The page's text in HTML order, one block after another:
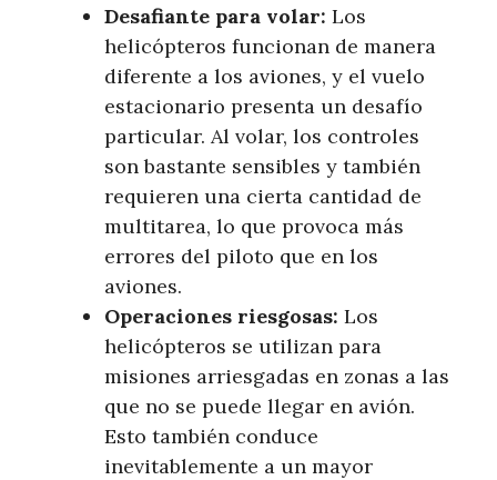
Desafiante para volar: Los
helicópteros funcionan de manera
diferente a los aviones, y el vuelo
estacionario presenta un desafío
particular. Al volar, los controles
son bastante sensibles y también
requieren una cierta cantidad de
multitarea, lo que provoca más
errores del piloto que en los
aviones.
Operaciones riesgosas: Los
helicópteros se utilizan para
misiones arriesgadas en zonas a las
que no se puede llegar en avión.
Esto también conduce
inevitablemente a un mayor